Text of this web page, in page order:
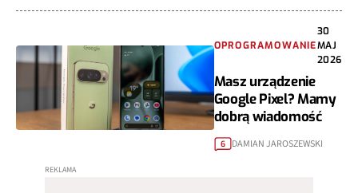
OPROGRAMOWANIE
30
MAJ
2026
Masz urządzenie
Google Pixel? Mamy
dobrą wiadomość
6 DAMIAN JAROSZEWSKI